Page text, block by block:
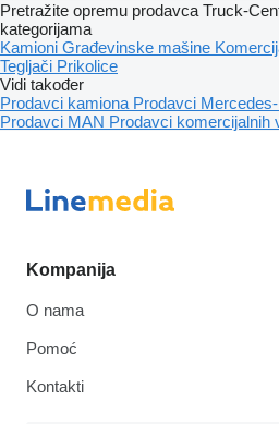
Pretražite opremu prodavca Truck-
kategorijama
Kamioni Građevinske mašine
Tegljači Prikolice
Vidi također
Prodavci kamiona Prodavci
Prodavci MAN Prodavci komercijalnih
Kompanija
O nama
Pomoć
Kontakti